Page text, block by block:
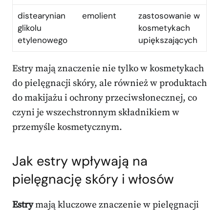
distearynian
glikolu
etylenowego
emolient
zastosowanie w
kosmetykach
upiększających
Estry mają znaczenie nie tylko w kosmetykach
do pielęgnacji skóry, ale również w produktach
do makijażu i ochrony przeciwsłonecznej, co
czyni je wszechstronnym składnikiem w
przemyśle kosmetycznym.
Jak estry wpływają na
pielęgnację skóry i włosów
Estrymają kluczowe znaczenie w pielęgnacji